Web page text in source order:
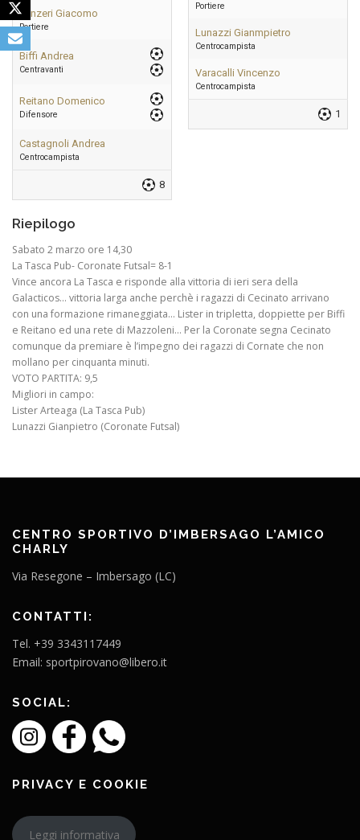
Panzeri Giacomo
Portiere
Biffi Andrea
Centravanti
Reitano Domenico
Difensore
Castagnoli Andrea
Centrocampista
8
Portiere
Lunazzi Gianmpietro
Centrocampista
Varacalli Vincenzo
Centrocampista
1
Riepilogo
Sabato 2 marzo ore 14,30
La Tasca Pub- Coronate Futsal= 8-1
Vince ancora La Tasca e risponde alla vittoria di ieri sera della
Galacticos… vittoria larga anche perchè i ragazzi di Cecinato arrivano
con una formazione rimaneggiata… Lister in tripletta, doppiette per Biffi
e Reitano ed una rete di Mazzoleni… Per la Coronate segna Cecinato
comunque da premiare è l’impegno dei ragazzi di Cornate che non
mollano per cinquanta minuti.
VOTO PARTITA: 9,5
Migliori in campo:
Lister Arteaga (La Tasca Pub)
Lunazzi Gianpietro (Coronate Futsal)
CENTRO SPORTIVO D’IMBERSAGO L’AMICO
CHARLY
Via Resegone – Imbersago (LC)
CONTATTI:
Tel. +39 3343117449
Email: sportpirovano@libero.it
SOCIAL:
PRIVACY E COOKIE
Leggi informativa